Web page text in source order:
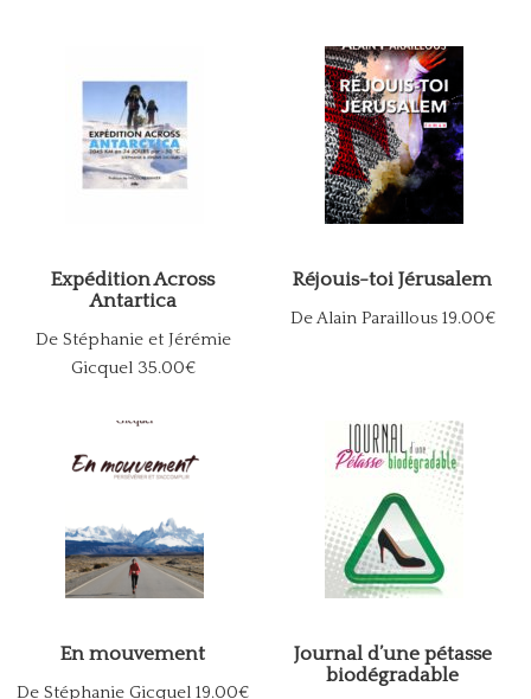
Expédition Across
Antartica
De Stéphanie et Jérémie
Gicquel 35.00€
Réjouis-toi Jérusalem
De Alain Paraillous 19.00€
En mouvement
De Stéphanie Gicquel 19.00€
Journal d’une pétasse
biodégradable